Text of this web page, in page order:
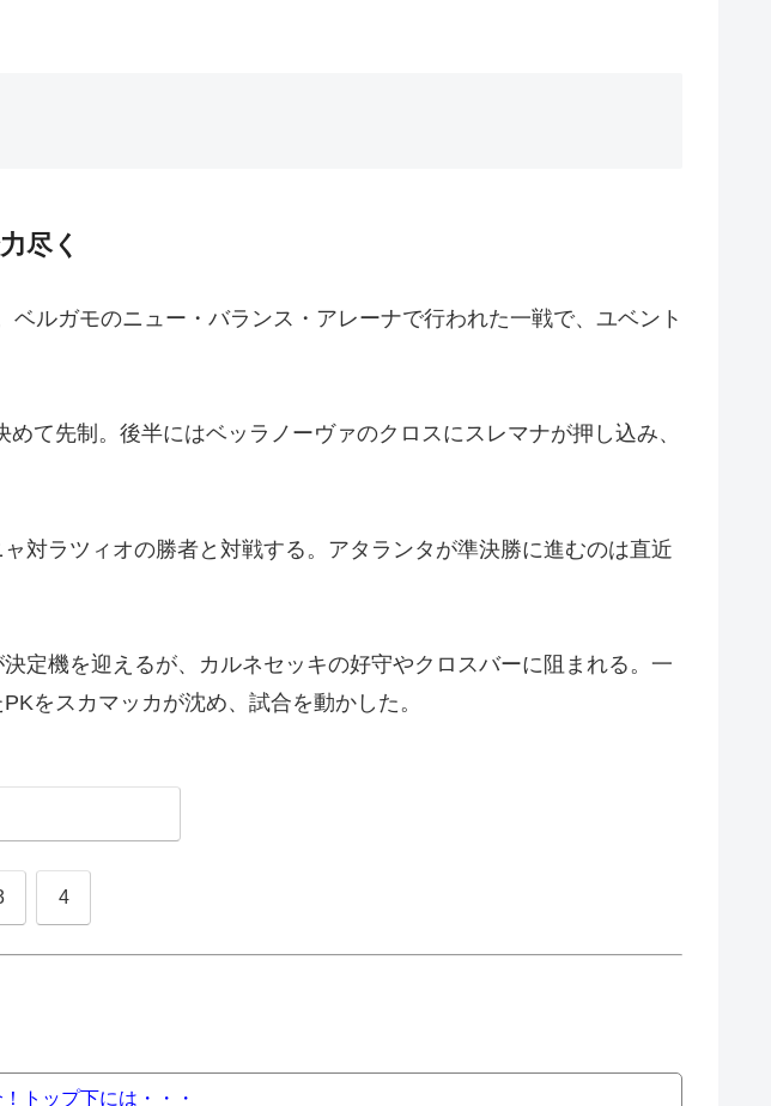
尽く
ルガモのニュー・バランス・アレーナで行われた一戦で、ユベント
て先制。後半にはベッラノーヴァのクロスにスレマナが押し込み、
対ラツィオの勝者と対戦する。アタランタが準決勝に進むのは直近
定機を迎えるが、カルネセッキの好守やクロスバーに阻まれる。一
をスカマッカが沈め、試合を動かした。
4
トップ下には・・・